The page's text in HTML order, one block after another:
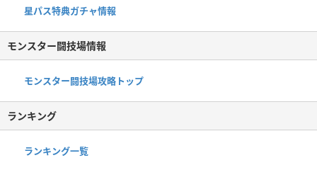
星パス特典ガチャ情報
モンスター闘技場情報
モンスター闘技場攻略トップ
ランキング
ランキング一覧